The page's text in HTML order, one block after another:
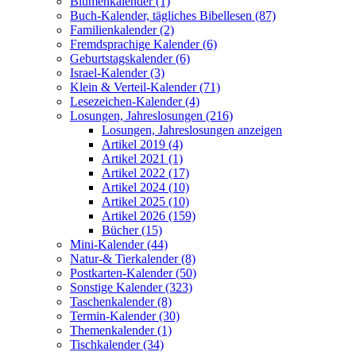
Buch-Kalender, tägliches Bibellesen (87)
Familienkalender (2)
Fremdsprachige Kalender (6)
Geburtstagskalender (6)
Israel-Kalender (3)
Klein & Verteil-Kalender (71)
Lesezeichen-Kalender (4)
Losungen, Jahreslosungen (216)
Losungen, Jahreslosungen anzeigen
Artikel 2019 (4)
Artikel 2021 (1)
Artikel 2022 (17)
Artikel 2024 (10)
Artikel 2025 (10)
Artikel 2026 (159)
Bücher (15)
Mini-Kalender (44)
Natur-& Tierkalender (8)
Postkarten-Kalender (50)
Sonstige Kalender (323)
Taschenkalender (8)
Termin-Kalender (30)
Themenkalender (1)
Tischkalender (34)